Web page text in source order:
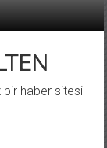
bir haber sitesi